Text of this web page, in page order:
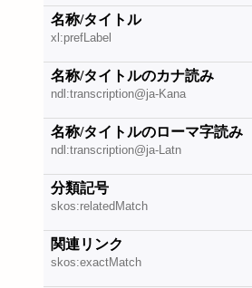
名称/タイトル
xl:prefLabel
名称/タイトルのカナ読み
ndl:transcription@ja-Kana
名称/タイトルのローマ字読み
ndl:transcription@ja-Latn
分類記号
skos:relatedMatch
関連リンク
skos:exactMatch